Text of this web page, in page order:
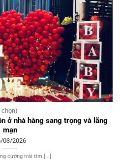
chọn)
ở nhà hàng sang trọng và lãng
mạn
03/2026
cường trái tim [...]